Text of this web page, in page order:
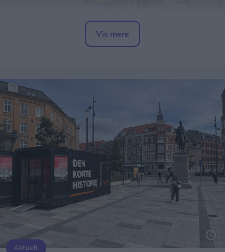
Alle borgere i området bedes søge væk fra røgen,
samt lukke for døre, vinduer og ventilation.
Opdateres...
Vis mere
Aktuelt